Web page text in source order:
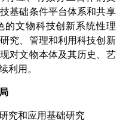
基础条件平台体系和共享
的文物科技创新系统性理
究、管理和利用科技创新
对文物本体及其历史、艺
利用。
究和应用基础研究